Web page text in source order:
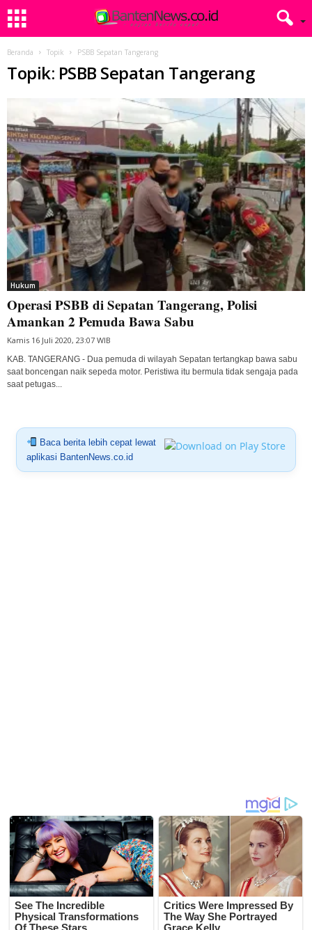
Beranda Topik PSBB Sepatan Tangerang
Topik: PSBB Sepatan Tangerang
Hukum
Operasi PSBB di Sepatan Tangerang, Polisi
Amankan 2 Pemuda Bawa Sabu
Kamis 16 Juli 2020, 23:07 WIB
KAB. TANGERANG - Dua pemuda di wilayah Sepatan tertangkap bawa sabu
saat boncengan naik sepeda motor. Peristiwa itu bermula tidak sengaja pada
saat petugas...
Baca berita lebih cepat lewat
aplikasi BantenNews.co.id